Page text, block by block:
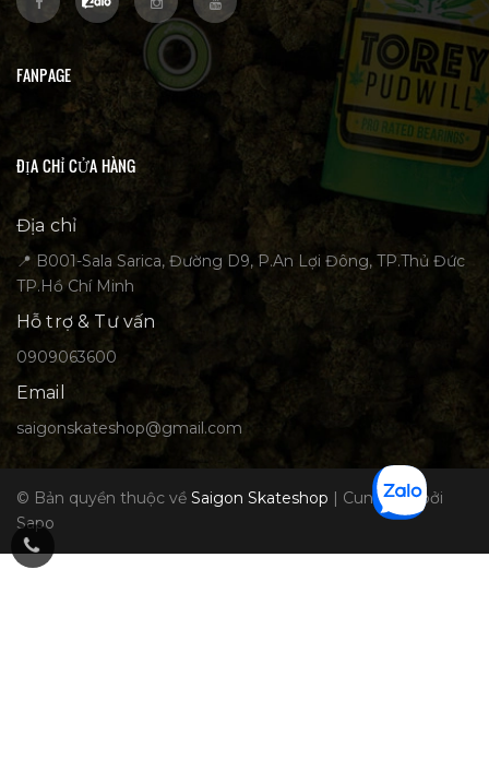
FANPAGE
ĐỊA CHỈ CỬA HÀNG
Địa chỉ
📍 B001-Sala Sarica, Đường D9, P.An Lợi Đông, TP.Thủ Đức
TP.Hồ Chí Minh
Hỗ trợ & Tư vấn
0909063600
Email
saigonskateshop@gmail.com
© Bản quyền thuộc về Saigon Skateshop | Cung cấp bởi
Sapo